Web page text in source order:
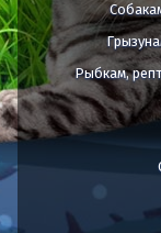
Рыбкам,